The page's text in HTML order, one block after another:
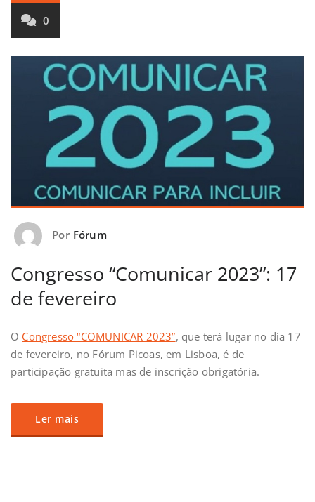
0
Por Fórum
Congresso “Comunicar 2023”: 17
de fevereiro
O Congresso “COMUNICAR 2023”, que terá lugar no dia 17
de fevereiro, no Fórum Picoas, em Lisboa, é de
participação gratuita mas de inscrição obrigatória.
Ler mais